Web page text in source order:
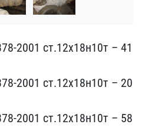
​2001 ст.12х18н10т – 41
2001 ст.12х18н10т – 2​0
2001 ст.12х18н10т ​– 58